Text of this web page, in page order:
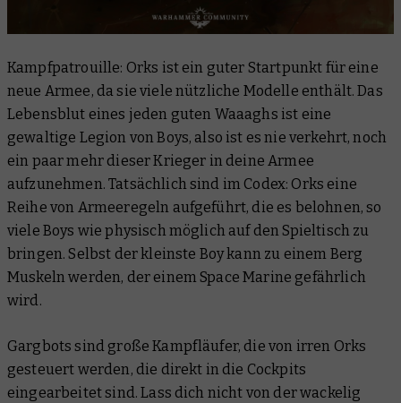
Kampfpatrouille: Orks ist ein guter Startpunkt für eine
neue Armee, da sie viele nützliche Modelle enthält. Das
Lebensblut eines jeden guten Waaaghs ist eine
gewaltige Legion von Boys, also ist es nie verkehrt, noch
ein paar mehr dieser Krieger in deine Armee
aufzunehmen. Tatsächlich sind im Codex: Orks eine
Reihe von Armeeregeln aufgeführt, die es belohnen, so
viele Boys wie physisch möglich auf den Spieltisch zu
bringen. Selbst der kleinste Boy kann zu einem Berg
Muskeln werden, der einem Space Marine gefährlich
wird.
Gargbots sind große Kampfläufer, die von irren Orks
gesteuert werden, die direkt in die Cockpits
eingearbeitet sind. Lass dich nicht von der wackelig